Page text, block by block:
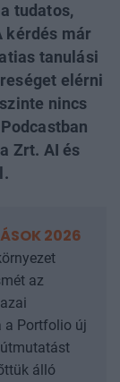
tudatos,
kérdés már
tanulási
elérni
nincs
Zrt. AI és
2026
az
a Portfolio új
álló